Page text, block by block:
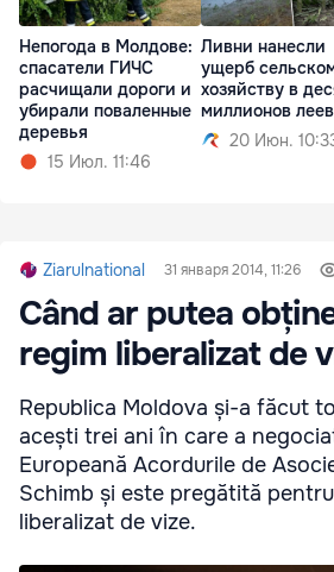
Непогода в Молдове:
спасатели ГИЧС
расчищали дороги и
убирали поваленные
деревья
15 Июл. 11:46
Ливни нанесли
ущерб
хозяйству в
миллионов леев
20 Июн.
Ziarulnational 31 января 2014, 11:26
Când ar putea
regim liberalizat de
Republica Moldova și-a făcut
acești trei ani în care a
Europeană Acordurile de
Schimb și este pregătită
liberalizat de vize.